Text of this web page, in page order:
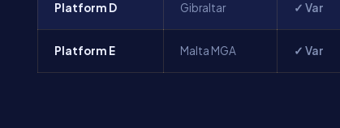
Platform D Gibraltar ✓ Var
Platform E Malta MGA ✓ Var